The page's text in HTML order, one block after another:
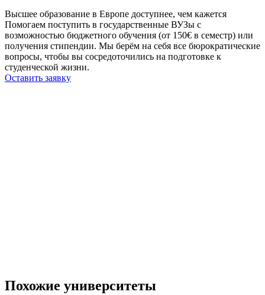
Высшее образование в Европе доступнее, чем кажется
Помогаем поступить в государственные ВУЗы с
возможностью бюджетного обучения (от 150€ в семестр) или
получения стипендии. Мы берём на себя все бюрократические
вопросы, чтобы вы сосредоточились на подготовке к
студенческой жизни.
Оставить заявку
Похожие университеты